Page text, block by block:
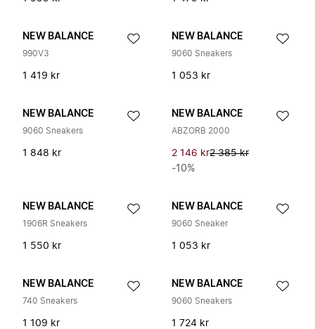
NEW BALANCE
990V3
1 419 kr
NEW BALANCE
9060 Sneakers
1 053 kr
NEW BALANCE
9060 Sneakers
1 848 kr
NEW BALANCE
ABZORB 2000
2 146 kr2 385 kr
-10%
NEW BALANCE
1906R Sneakers
1 550 kr
NEW BALANCE
9060 Sneaker
1 053 kr
NEW BALANCE
740 Sneakers
1 109 kr
NEW BALANCE
9060 Sneakers
1 724 kr